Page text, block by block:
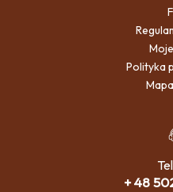
Polityka
+ 48